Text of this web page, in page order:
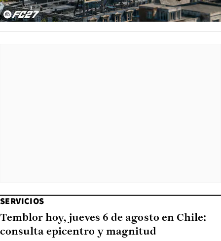
SERVICIOS
Temblor hoy, jueves 6 de agosto en Chile:
consulta epicentro y magnitud